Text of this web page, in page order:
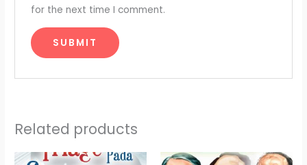
for the next time I comment.
Related products